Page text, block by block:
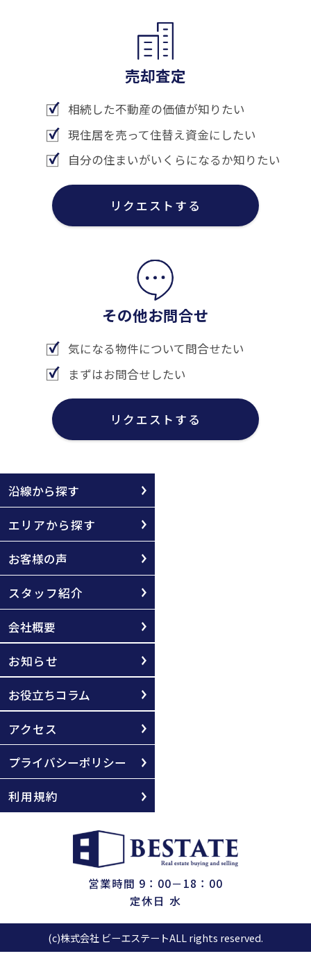
売却査定
相続した不動産の価値が知りたい
現住居を売って住替え資金にしたい
自分の住まいがいくらになるか知りたい
リクエストする
その他お問合せ
気になる物件について問合せたい
まずはお問合せしたい
リクエストする
沿線から探す
エリアから探す
お客様の声
スタッフ紹介
会社概要
お知らせ
お役立ちコラム
アクセス
プライバシーポリシー
利用規約
営業時間 9：00－18：00
定休日 水
(c)株式会社 ビーエステートALL rights reserved.